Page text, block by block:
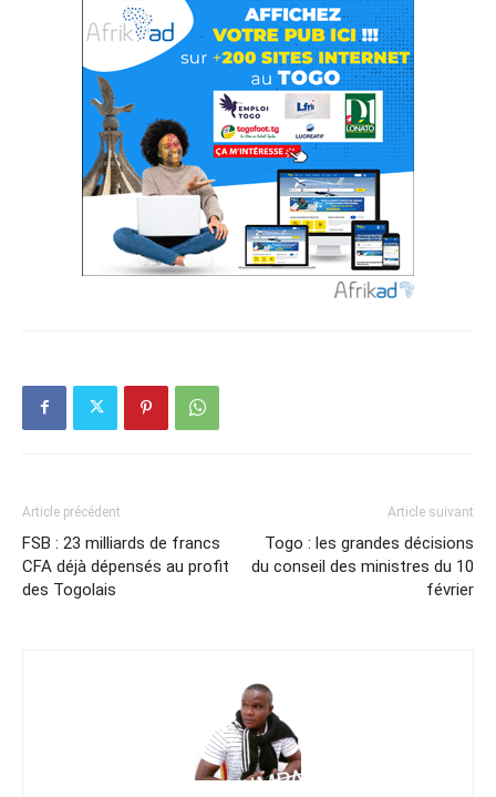
Article précédent
FSB : 23 milliards de francs
CFA déjà dépensés au profit
des Togolais
Article suivant
Togo : les grandes décisions
du conseil des ministres du 10
février